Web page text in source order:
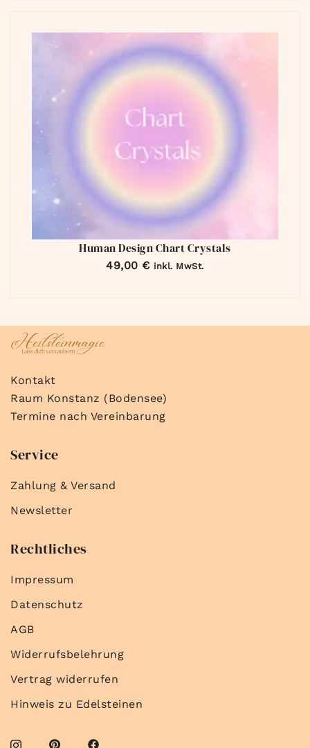
Human Design Chart Crystals
49,00 € inkl. MwSt.
Kontakt
Raum Konstanz (Bodensee)
Termine nach Vereinbarung
Service
Zahlung & Versand
Newsletter
Rechtliches
Impressum
Datenschutz
AGB
Widerrufsbelehrung
Vertrag widerrufen
Hinweis zu Edelsteinen